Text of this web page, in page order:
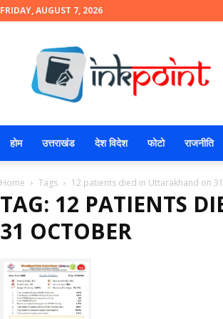
FRIDAY, AUGUST 7, 2026
होम उत्तराखंड देश विदेश फोटो राजनीति
Home Tags 12 patients died in Uttarakhand on
TAG: 12 PATIENTS
31 OCTOBER